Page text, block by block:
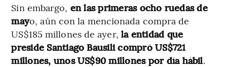
Sin embargo, en las primeras ocho ruedas de
mayo, aún con la mencionada compra de
US$185 millones de ayer, la entidad que
preside Santiago Bausili compró US$721
millones, unos US$90 millones por día hábil.